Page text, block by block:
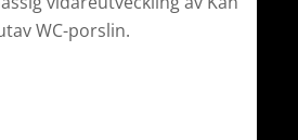
WC-porslin.